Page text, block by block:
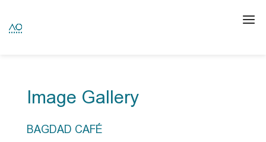
Image Gallery
BAGDAD CAFÉ